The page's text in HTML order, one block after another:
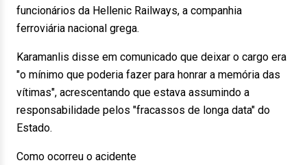
funcionários da Hellenic Railways, a companhia
ferroviária nacional grega.
Karamanlis disse em comunicado que deixar o cargo era
"o mínimo que poderia fazer para honrar a memória das
vítimas", acrescentando que estava assumindo a
responsabilidade pelos "fracassos de longa data" do
Estado.
Como ocorreu o acidente